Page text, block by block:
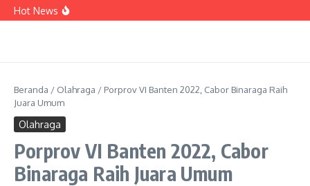
Lewati ke konten
Hot News
Beranda / Olahraga / Porprov VI Banten 2022, Cabor Binaraga Raih
Juara Umum
Olahraga
Porprov VI Banten 2022, Cabor
Binaraga Raih Juara Umum